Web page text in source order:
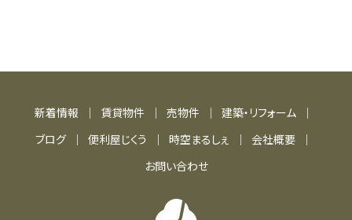
個人情報の管理
個人情報は、以下のいずれかに該当する場合を除
いて、いかなる第三者にも開示・提供いたしません。
お客さま個人を識別することができない状態
業務を円滑に進める等の理由で外部業者に取
新着情報 賃貸物件 売物件
建築・リフォーム
ブログ
便利屋じくう 時空まるしぇ
会社概要
お問い合わせ